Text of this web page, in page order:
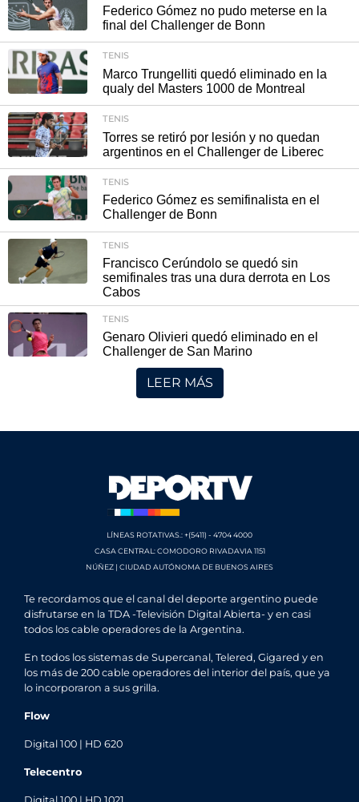
Federico Gómez no pudo meterse en la
final del Challenger de Bonn
TENIS
Marco Trungelliti quedó eliminado en la
qualy del Masters 1000 de Montreal
TENIS
Torres se retiró por lesión y no quedan
argentinos en el Challenger de Liberec
TENIS
Federico Gómez es semifinalista en el
Challenger de Bonn
TENIS
Francisco Cerúndolo se quedó sin
semifinales tras una dura derrota en Los
Cabos
TENIS
Genaro Olivieri quedó eliminado en el
Challenger de San Marino
LEER MÁS
LÍNEAS ROTATIVAS.: +(5411) - 4704 4000
CASA CENTRAL: COMODORO RIVADAVIA 1151
NÚÑEZ | CIUDAD AUTÓNOMA DE BUENOS AIRES
Te recordamos que el canal del deporte argentino puede
disfrutarse en la TDA -Televisión Digital Abierta- y en casi
todos los cable operadores de la Argentina.
En todos los sistemas de Supercanal, Telered, Gigared y en
los más de 200 cable operadores del interior del país, que ya
lo incorporaron a sus grilla.
Flow
Digital 100 | HD 620
Telecentro